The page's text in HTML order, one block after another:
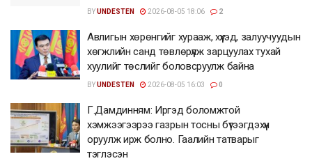
BYUNDESTEN 2026-08-05 18:06 2
Авлигын хөрөнгийг хурааж, хүүхэд, залуучуудын
хөгжлийн санд төвлөрүүлж зарцуулах тухай
хуулийг төслийг боловсруулж байна
BYUNDESTEN 2026-08-05 16:03 0
Г.Дамдинням: Иргэд боломжтой
хэмжээгээрээ газрын тосны бүтээгдэхүүн
оруулж ирж болно. Гаалийн татварыг
тэглэсэн